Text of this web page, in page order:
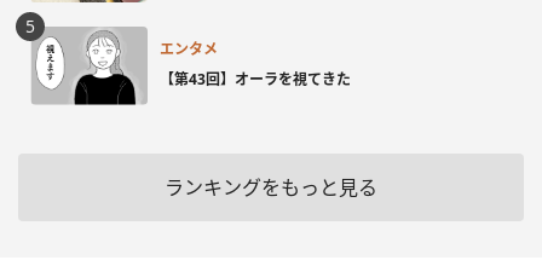
エンタメ
【第43回】オーラを視てきた
ランキングをもっと見る